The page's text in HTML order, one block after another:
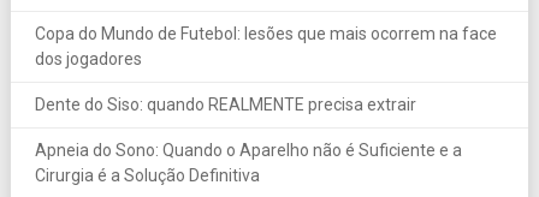
Copa do Mundo de Futebol: lesões que mais ocorrem na face
dos jogadores
Dente do Siso: quando REALMENTE precisa extrair
Apneia do Sono: Quando o Aparelho não é Suficiente e a
Cirurgia é a Solução Definitiva